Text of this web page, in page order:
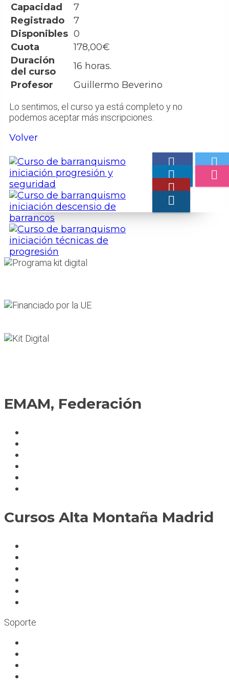
Capacidad
7
Registrado
7
Disponibles 0
Cuota
178,00€
Duración
del curso
16 horas.
Profesor
Guillermo Beverino
Lo sentimos, el curso ya está completo y no
podemos aceptar más inscripciones.
Volver
EMAM, Federación
Cursos Alta Montaña Madrid
Soporte